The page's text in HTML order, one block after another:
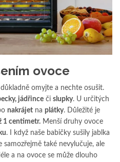
ovoce
omyjte a nechte osušit.
jádřince či slupky. U určitých
nakrájet na plátky. Důležité je
1 centimetr. Menší druhy ovoce
. I když naše babičky sušily jablka
také nevylučuje, ale
a na ovoce se může dlouho